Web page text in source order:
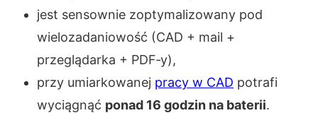
jest sensownie zoptymalizowany pod
wielozadaniowość (CAD + mail +
przeglądarka + PDF‑y),
przy umiarkowanej pracy w CAD potrafi
wyciągnąć ponad 16 godzin na baterii.